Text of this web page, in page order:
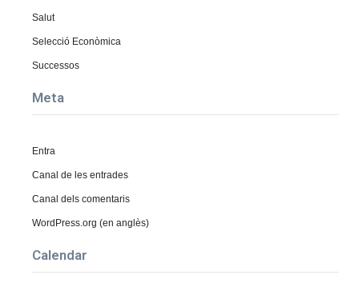
Salut
Selecció Econòmica
Successos
Meta
Entra
Canal de les entrades
Canal dels comentaris
WordPress.org (en anglès)
Calendar